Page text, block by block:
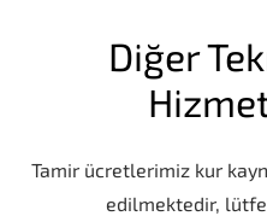
Diğer
Tamir ücretlerimiz kur
edilmektedir,